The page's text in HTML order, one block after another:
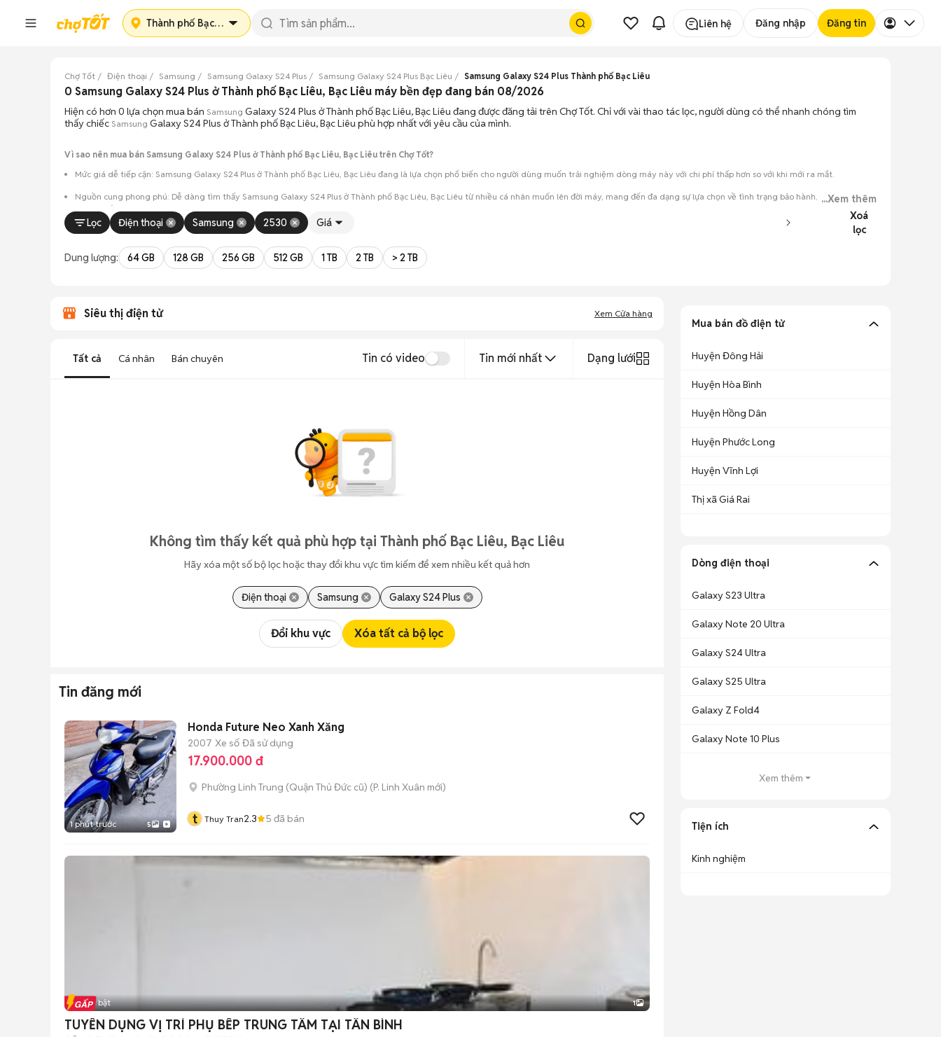
Thành phố Bạc Liêu Liên hệ Đăng nhập Đăng tin
Chợ Tốt Điện thoại Samsung Samsung Galaxy S24 Plus Samsung Galaxy S24 Plus Bạc Liêu Samsung Galaxy S24 Plus Thành phố Bạc Liêu
0 Samsung Galaxy S24 Plus ở Thành phố Bạc Liêu, Bạc Liêu máy bền đẹp đang bán 08/2026
Hiện có hơn 0 lựa chọn mua bán Samsung Galaxy S24 Plus ở Thành phố Bạc Liêu, Bạc Liêu đang được đăng tải trên Chợ Tốt. Chỉ với vài thao tác lọc, người dùng có thể nhanh chóng tìm
thấy chiếc Samsung Galaxy S24 Plus ở Thành phố Bạc Liêu, Bạc Liêu phù hợp nhất với yêu cầu của mình.
Vì sao nên mua bán Samsung Galaxy S24 Plus ở Thành phố Bạc Liêu, Bạc Liêu trên Chợ Tốt?
Mức giá dễ tiếp cận: Samsung Galaxy S24 Plus ở Thành phố Bạc Liêu, Bạc Liêu đang là lựa chọn phổ biến cho người dùng muốn trải nghiệm dòng máy này với chi phí thấp hơn so với khi mới ra mắt.
Nguồn cung phong phú: Dễ dàng tìm thấy Samsung Galaxy S24 Plus ở Thành phố Bạc Liêu, Bạc Liêu từ nhiều cá nhân muốn lên đời máy, mang đến đa dạng sự lựa chọn về tình trạng bảo hành, hình thức máy
và màu sắc.
Giao dịch minh bạch: Việc gặp gỡ trực tiếp giúp người mua đánh giá chính xác hiệu năng thực tế của máy so với mô tả trên tin đăng.
Mua bán linh hoạt: Hai bên có thể chủ động thỏa thuận giá cả và địa điểm giao nhận, chốt giao dịch nhanh chóng khi đạt được tiếng nói chung.
...Xem thêm
Lọc
Điện thoại Samsung 2530 Giá
Xoá
lọc
Dung lượng: 64 GB 128 GB 256 GB 512 GB 1 TB 2 TB > 2 TB
Siêu thị điện tử Xem Cửa hàng
Tất cả Cá nhân Bán chuyên Tin có video Tin mới nhất Dạng lưới
Không tìm thấy kết quả phù hợp tại Thành phố Bạc Liêu, Bạc Liêu
Hãy xóa một số bộ lọc hoặc thay đổi khu vực tìm kiếm để xem nhiều kết quả hơn
Điện thoại Samsung Galaxy S24 Plus
Đổi khu vực Xóa tất cả bộ lọc
Tin đăng mới
1 phút trước 5
Honda Future Neo Xanh Xăng
2007 Xe số Đã sử dụng
17.900.000 đ
Phường Linh Trung (Quận Thủ Đức cũ) (P. Linh Xuân mới)
t Thuy Tran2.3 5 đã bán
Tin nổi bật 1
TUYỂN DỤNG VỊ TRÍ PHỤ BẾP TRUNG TÂM TẠI TÂN BÌNH
Mua bán đồ điện tử
Huyện Đông Hải
Huyện Hòa Bình
Huyện Hồng Dân
Huyện Phước Long
Huyện Vĩnh Lợi
Thị xã Giá Rai
Dòng điện thoại
Galaxy S23 Ultra
Galaxy Note 20 Ultra
Galaxy S24 Ultra
Galaxy S25 Ultra
Galaxy Z Fold4
Galaxy Note 10 Plus
Xem thêm
Tiện ích
Kinh nghiệm